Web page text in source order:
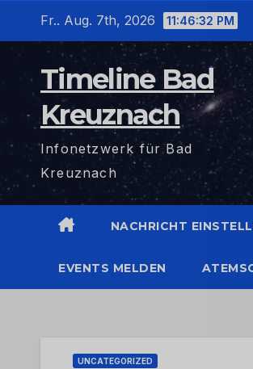
Fr.. Aug. 7th, 2026 11:46:32 PM
Timeline Bad
Kreuznach
Infonetzwerk für Bad
Kreuznach
NACHRICHT
EVENTS MELDEN
UNCATEGORIZED